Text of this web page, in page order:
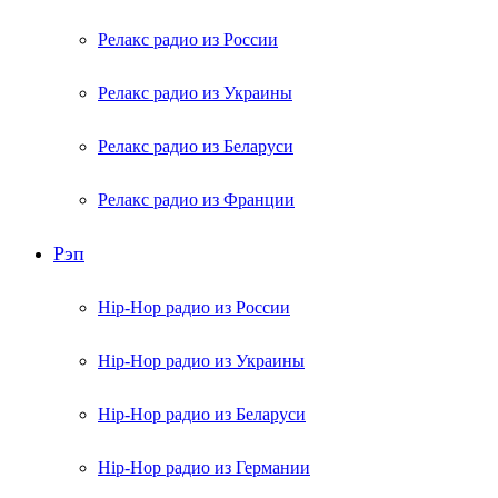
Релакс радио из России
Релакс радио из Украины
Релакс радио из Беларуси
Релакс радио из Франции
Рэп
Hip-Hop радио из России
Hip-Hop радио из Украины
Hip-Hop радио из Беларуси
Hip-Hop радио из Германии